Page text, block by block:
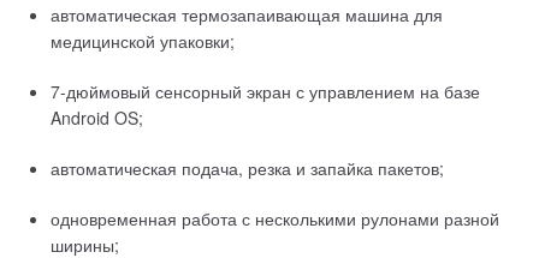
автоматическая термозапаивающая машина для
медицинской упаковки;
7-дюймовый сенсорный экран с управлением на базе
Android OS;
автоматическая подача, резка и запайка пакетов;
одновременная работа с несколькими рулонами разной
ширины;